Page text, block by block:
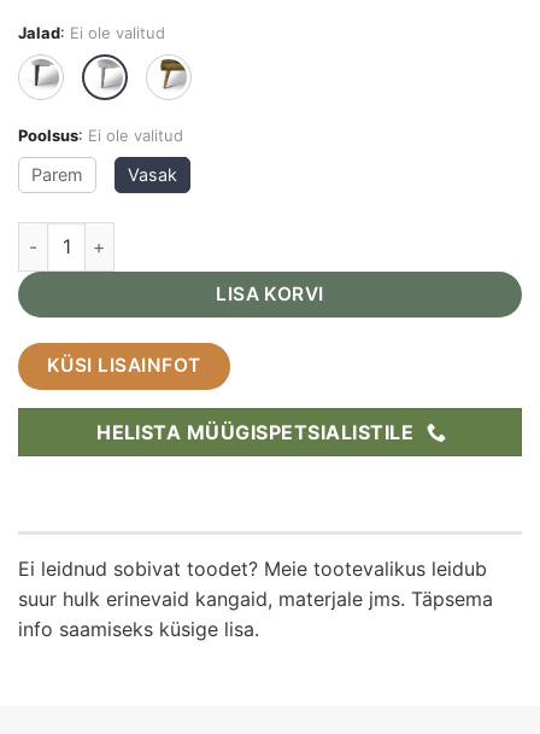
Jalad: Ei ole valitud
Poolsus: Ei ole valitud
Parem Vasak
Mooduldiivan Zarra 252x218cm kogus
LISA KORVI
KÜSI LISAINFOT
HELISTA MÜÜGISPETSIALISTILE
Ei leidnud sobivat toodet? Meie tootevalikus leidub
suur hulk erinevaid kangaid, materjale jms. Täpsema
info saamiseks küsige lisa.